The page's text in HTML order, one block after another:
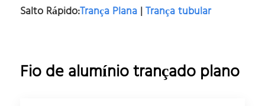
Salto Rápido:Trança Plana |Trança tubular
Fio de alumínio trançado plano